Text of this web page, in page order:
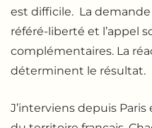
est difficile. La
référé-liberté et l’appel
complémentaires. La
déterminent le résultat.
J’interviens depuis Paris